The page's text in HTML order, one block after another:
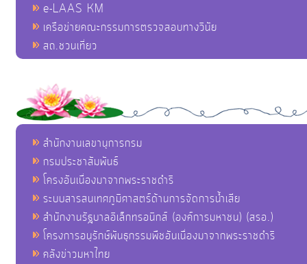
e-LAAS KM
เครือข่ายคณะกรรมการตรวจสอบทางวินัย
สถ.ชวนเที่ยว
สำนักงานเลขานุการกรม
กรมประชาสัมพันธ์
โครงอันเนื่องมาจากพระราชดำริ
ระบบสารสนเทศภูมิศาสตร์ด้านการจัดการน้ำเสีย
สำนักงานรัฐบาลอิเล็กทรอนิกส์ (องค์การมหาชน) (สรอ.)
โครงการอนุรักษ์พันธุกรรมพืชอันเนื่องมาจากพระราชดำริ
คลังข่าวมหาไทย